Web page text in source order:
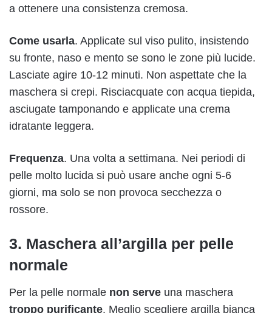
a ottenere una consistenza cremosa.
Come usarla. Applicate sul viso pulito, insistendo
su fronte, naso e mento se sono le zone più lucide.
Lasciate agire 10-12 minuti. Non aspettate che la
maschera si crepi. Risciacquate con acqua tiepida,
asciugate tamponando e applicate una crema
idratante leggera.
Frequenza. Una volta a settimana. Nei periodi di
pelle molto lucida si può usare anche ogni 5-6
giorni, ma solo se non provoca secchezza o
rossore.
3. Maschera all’argilla per pelle
normale
Per la pelle normale non serve una maschera
troppo purificante. Meglio scegliere argilla bianca